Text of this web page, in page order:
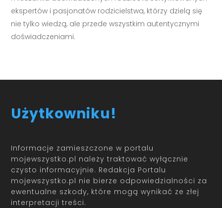
ekspertów i pasjonatów rodzicielstwa, którzy dzielą się
nie tylko wiedzą, ale przede wszystkim autentycznymi
doświadczeniami.
Użytkowniku!
Informacje zamieszczone w portalu
mojewszystko.pl należy traktować wyłącznie
czysto informacyjnie. Redakcja Portalu
mojewszystko.pl nie bierze odpowiedzialności za
ewentualne szkody, które mogą wynikać ze złej
interpretacji treści.